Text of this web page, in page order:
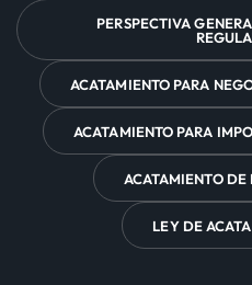
PERSPECTIVA
ACATAMIENTO PARA
ACATAMIENTO PARA
ACATAMIENTO DE
LEY DE